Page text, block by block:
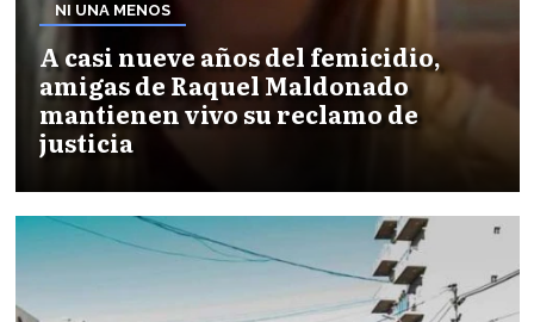
NI UNA MENOS
A casi nueve años del femicidio,
amigas de Raquel Maldonado
mantienen vivo su reclamo de
justicia